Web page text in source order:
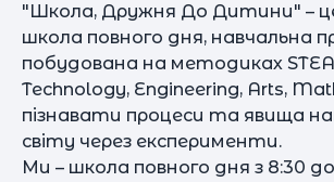
"Школа, Дружня До Дитини" –
школа повного дня, навчальна
побудована на методиках
Technology, Engineering, Arts,
пізнавати процеси та явища
світу через експерименти.
Ми – школа повного дня з 8:30 до